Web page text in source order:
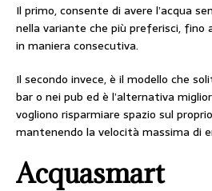
Il primo, consente di avere l’acqua
nella variante che più preferisci, fino
in maniera consecutiva.
Il secondo invece, è il modello che
bar o nei pub ed è l’alternativa
vogliono risparmiare spazio sul
mantenendo la velocità massima di
Acquasmart